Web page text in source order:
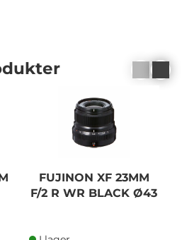
FUJINON XF 23MM
F/2 R WR BLACK Ø43